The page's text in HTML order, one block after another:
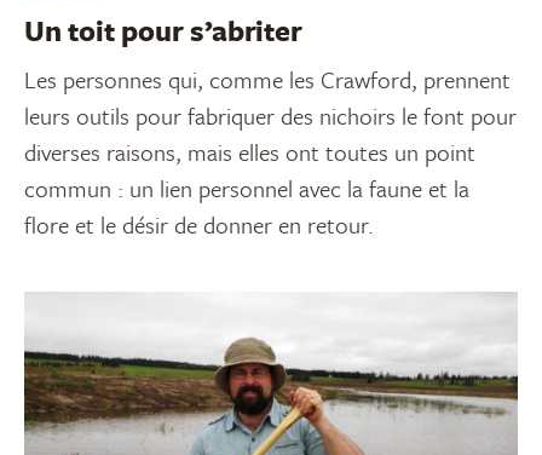
Un toit pour s’abriter
Les personnes qui, comme les Crawford, prennent
leurs outils pour fabriquer des nichoirs le font pour
diverses raisons, mais elles ont toutes un point
commun : un lien personnel avec la faune et la
flore et le désir de donner en retour.